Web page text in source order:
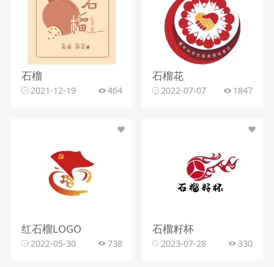
石榴
2021-12-19 464
石榴花
2022-07-07 1847
红石榴LOGO
2022-05-30 738
石榴籽杯
2023-07-28 330